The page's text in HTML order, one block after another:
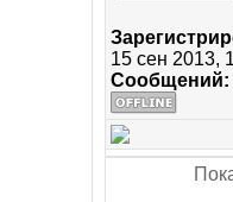
15 сен 2013,
Сообщений: